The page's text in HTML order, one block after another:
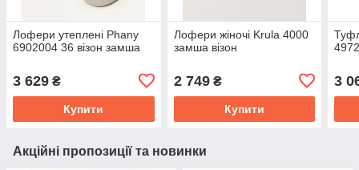
Лофери утеплені Phany
6902004 36 візон замша
3 629 ₴
Купити
Лофери жіночі Krula 4000
замша візон
2 749₴
Купити
3
Акційні пропозиції та новинки